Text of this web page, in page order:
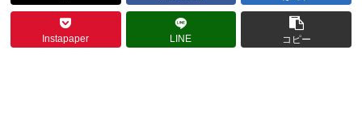
Instapaper LINE コピー